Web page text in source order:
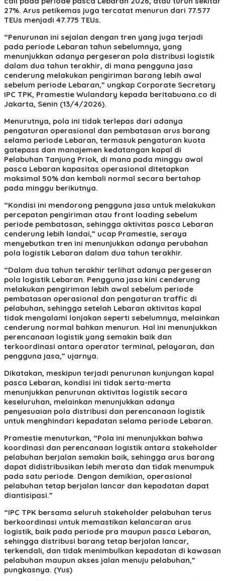
27%. Arus petikemas juga tercatat menurun dari 77.577
TEUs menjadi 47.775 TEUs.
“Penurunan ini sejalan dengan tren yang juga terjadi
pada periode Lebaran tahun sebelumnya, yang
menunjukkan adanya pergeseran pola distribusi logistik
dalam dua tahun terakhir, di mana pengguna jasa
cenderung melakukan pengiriman barang lebih awal
sebelum periode Lebaran,” ungkap Corporate Secretary
IPC TPK, Pramestie Wulandary kepada beritabuana.co di
Jakarta, Senin (13/4/2026).
Menurutnya, pola ini tidak terlepas dari adanya
pengaturan operasional dan pembatasan arus barang
selama periode Lebaran, termasuk pengaturan kuota
gatepass dan manajemen kedatangan kapal di
Pelabuhan Tanjung Priok, di mana pada minggu awal
pasca Lebaran kapasitas operasional ditetapkan
maksimal 50% dan kembali normal secara bertahap
pada minggu berikutnya.
“Kondisi ini mendorong pengguna jasa untuk melakukan
percepatan pengiriman atau front loading sebelum
periode pembatasan, sehingga aktivitas pasca Lebaran
cenderung lebih landai,” ucap Pramestie, seraya
menyebutkan tren ini menunjukkan adanya perubahan
pola logistik Lebaran dalam dua tahun terakhir.
“Dalam dua tahun terakhir terlihat adanya pergeseran
pola logistik Lebaran. Pengguna jasa kini cenderung
melakukan pengiriman lebih awal sebelum periode
pembatasan operasional dan pengaturan traffic di
pelabuhan, sehingga setelah Lebaran aktivitas kapal
tidak mengalami lonjakan seperti sebelumnya, melainkan
cenderung normal bahkan menurun. Hal ini menunjukkan
perencanaan logistik yang semakin baik dan
terkoordinasi antara operator terminal, pelayaran, dan
pengguna jasa,” ujarnya.
Dikatakan, meskipun terjadi penurunan kunjungan kapal
pasca Lebaran, kondisi ini tidak serta-merta
menunjukkan penurunan aktivitas logistik secara
keseluruhan, melainkan menunjukkan adanya
penyesuaian pola distribusi dan perencanaan logistik
untuk menghindari kepadatan selama periode Lebaran.
Pramestie menuturkan, “Pola ini menunjukkan bahwa
koordinasi dan perencanaan logistik antara stakeholder
pelabuhan berjalan semakin baik, sehingga arus barang
dapat didistribusikan lebih merata dan tidak menumpuk
pada satu periode. Dengan demikian, operasional
pelabuhan tetap berjalan lancar dan kepadatan dapat
diantisipasi.”
“IPC TPK bersama seluruh stakeholder pelabuhan terus
berkoordinasi untuk memastikan kelancaran arus
logistik, baik pada periode pra maupun pasca Lebaran,
sehingga distribusi barang tetap berjalan lancar,
terkendali, dan tidak menimbulkan kepadatan di kawasan
pelabuhan maupun akses jalan menuju pelabuhan,”
pungkasnya. (Yus)